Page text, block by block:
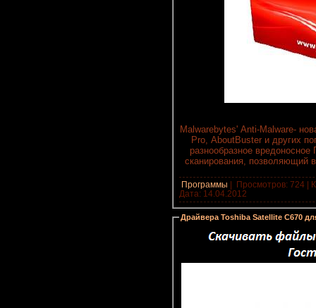
Malwarebytes' Anti-Malware-
Pro, AboutBuster и других
разнообразное
сканирования, позволяющий
Программы
Просмотров: 724 |
Дата: 14.04.2012
Драйвера Toshiba Satellite C670